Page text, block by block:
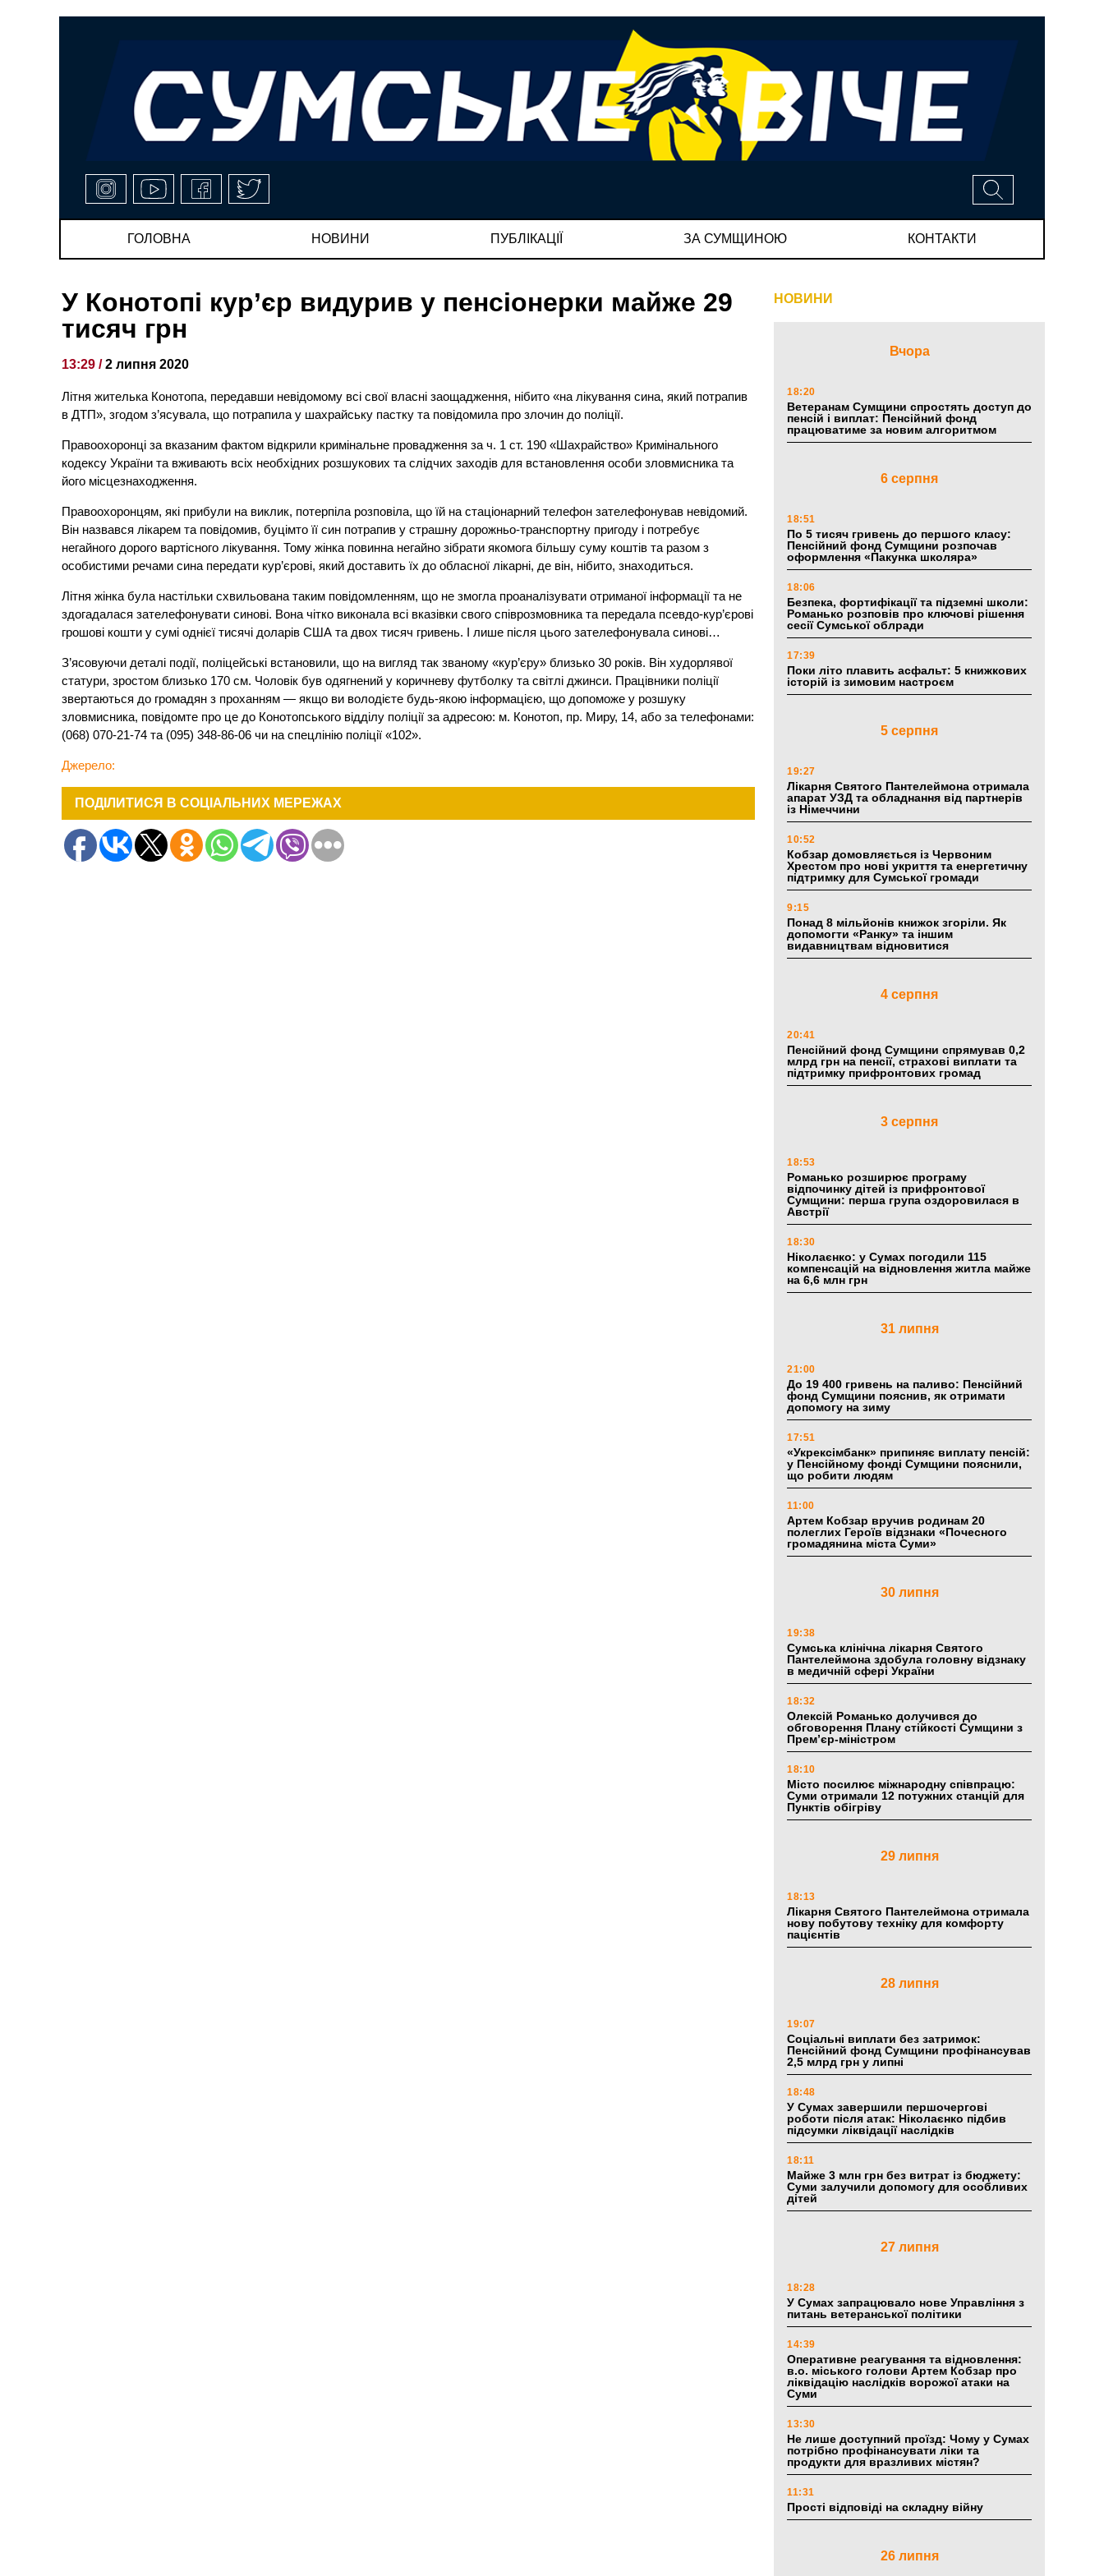
ГОЛОВНА НОВИНИ ПУБЛІКАЦІЇ ЗА СУМЩИНОЮ КОНТАКТИ
У Конотопі кур’єр видурив у пенсіонерки майже 29
тисяч грн
13:29 /2 липня 2020
Літня жителька Конотопа, передавши невідомому всі свої власні заощадження, нібито «на лікування сина, який потрапив
в ДТП», згодом з’ясувала, що потрапила у шахрайську пастку та повідомила про злочин до поліції.
Правоохоронці за вказаним фактом відкрили кримінальне провадження за ч. 1 ст. 190 «Шахрайство» Кримінального
кодексу України та вживають всіх необхідних розшукових та слідчих заходів для встановлення особи зловмисника та
його місцезнаходження.
Правоохоронцям, які прибули на виклик, потерпіла розповіла, що їй на стаціонарний телефон зателефонував невідомий.
Він назвався лікарем та повідомив, буцімто її син потрапив у страшну дорожньо-транспортну пригоду і потребує
негайного дорого вартісного лікування. Тому жінка повинна негайно зібрати якомога більшу суму коштів та разом з
особистими речами сина передати кур’єрові, який доставить їх до обласної лікарні, де він, нібито, знаходиться.
Літня жінка була настільки схвильована таким повідомленням, що не змогла проаналізувати отриманої інформації та не
здогадалася зателефонувати синові. Вона чітко виконала всі вказівки свого співрозмовника та передала псевдо-кур’єрові
грошові кошти у сумі однієї тисячі доларів США та двох тисяч гривень. І лише після цього зателефонувала синові…
З’ясовуючи деталі події, поліцейські встановили, що на вигляд так званому «кур’єру» близько 30 років. Він худорлявої
статури, зростом близько 170 см. Чоловік був одягнений у коричневу футболку та світлі джинси. Працівники поліції
звертаються до громадян з проханням — якщо ви володієте будь-якою інформацією, що допоможе у розшуку
зловмисника, повідомте про це до Конотопського відділу поліції за адресою: м. Конотоп, пр. Миру, 14, або за телефонами:
(068) 070-21-74 та (095) 348-86-06 чи на спецлінію поліції «102».
Джерело:
ПОДІЛИТИСЯ В СОЦІАЛЬНИХ МЕРЕЖАХ
НОВИНИ
Вчора
18:20
Ветеранам Сумщини спростять доступ до
пенсій і виплат: Пенсійний фонд
працюватиме за новим алгоритмом
6 серпня
18:51
По 5 тисяч гривень до першого класу:
Пенсійний фонд Сумщини розпочав
оформлення «Пакунка школяра»
18:06
Безпека, фортифікації та підземні школи:
Романько розповів про ключові рішення
сесії Сумської облради
17:39
Поки літо плавить асфальт: 5 книжкових
історій із зимовим настроєм
5 серпня
19:27
Лікарня Святого Пантелеймона отримала
апарат УЗД та обладнання від партнерів
із Німеччини
10:52
Кобзар домовляється із Червоним
Хрестом про нові укриття та енергетичну
підтримку для Сумської громади
9:15
Понад 8 мільйонів книжок згоріли. Як
допомогти «Ранку» та іншим
видавництвам відновитися
4 серпня
20:41
Пенсійний фонд Сумщини спрямував 0,2
млрд грн на пенсії, страхові виплати та
підтримку прифронтових громад
3 серпня
18:53
Романько розширює програму
відпочинку дітей із прифронтової
Сумщини: перша група оздоровилася в
Австрії
18:30
Ніколаєнко: у Сумах погодили 115
компенсацій на відновлення житла майже
на 6,6 млн грн
31 липня
21:00
До 19 400 гривень на паливо: Пенсійний
фонд Сумщини пояснив, як отримати
допомогу на зиму
17:51
«Укрексімбанк» припиняє виплату пенсій:
у Пенсійному фонді Сумщини пояснили,
що робити людям
11:00
Артем Кобзар вручив родинам 20
полеглих Героїв відзнаки «Почесного
громадянина міста Суми»
30 липня
19:38
Сумська клінічна лікарня Святого
Пантелеймона здобула головну відзнаку
в медичній сфері України
18:32
Олексій Романько долучився до
обговорення Плану стійкості Сумщини з
Прем’єр-міністром
18:10
Місто посилює міжнародну співпрацю:
Суми отримали 12 потужних станцій для
Пунктів обігріву
29 липня
18:13
Лікарня Святого Пантелеймона отримала
нову побутову техніку для комфорту
пацієнтів
28 липня
19:07
Соціальні виплати без затримок:
Пенсійний фонд Сумщини профінансував
2,5 млрд грн у липні
18:48
У Сумах завершили першочергові
роботи після атак: Ніколаєнко підбив
підсумки ліквідації наслідків
18:11
Майже 3 млн грн без витрат із бюджету:
Суми залучили допомогу для особливих
дітей
27 липня
18:28
У Сумах запрацювало нове Управління з
питань ветеранської політики
14:39
Оперативне реагування та відновлення:
в.о. міського голови Артем Кобзар про
ліквідацію наслідків ворожої атаки на
Суми
13:30
Не лише доступний проїзд: Чому у Сумах
потрібно профінансувати ліки та
продукти для вразливих містян?
11:31
Прості відповіді на складну війну
26 липня